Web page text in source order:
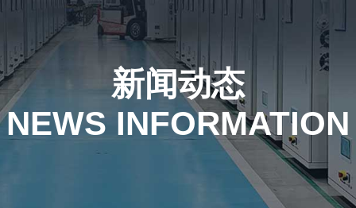
新闻动态
NEWS INFORMATION